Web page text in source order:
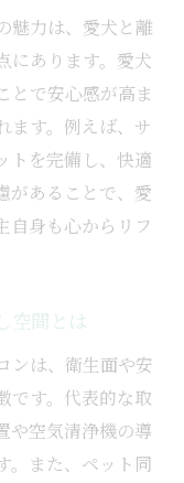
のリアルな声
衛生基準の確
蒸しサロンの
の衛生管理ポ
しサロンの選
サロン見分け方
犬同伴サロン
魅力は、愛犬と離
にあります。愛犬
とで安心感が高ま
ます。例えば、サ
トを完備し、快適
があることで、愛
自身も心からリフ
空間とは
ンは、衛生面や安
です。代表的な取
や空気清浄機の導
。また、ペット同